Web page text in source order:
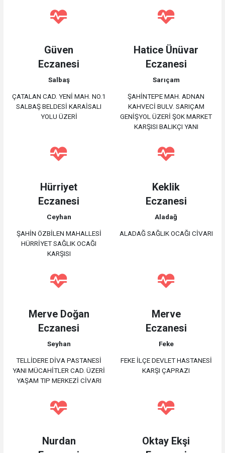
Güven
Eczanesi
Salbaş
ÇATALAN CAD. YENİ MAH. NO.1
SALBAŞ BELDESİ KARAİSALI
YOLU ÜZERİ
Hatice Ünüvar
Eczanesi
Sarıçam
ŞAHİNTEPE MAH. ADNAN
KAHVECİ BULV. SARIÇAM
GENİŞYOL ÜZERİ ŞOK MARKET
KARŞISI BALIKÇI YANI
Hürriyet
Eczanesi
Ceyhan
ŞAHİN ÖZBİLEN MAHALLESİ
HÜRRİYET SAĞLIK OCAĞI
KARŞISI
Keklik
Eczanesi
Aladağ
ALADAĞ SAĞLIK OCAĞI CİVARI
Merve Doğan
Eczanesi
Seyhan
TELLİDERE DİVA PASTANESİ
YANI MÜCAHİTLER CAD. ÜZERİ
YAŞAM TIP MERKEZİ CİVARI
Merve
Eczanesi
Feke
FEKE İLÇE DEVLET HASTANESİ
KARŞI ÇAPRAZI
Nurdan
Oktay Ekşi